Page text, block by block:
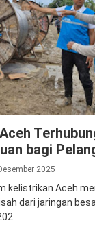
bagi
2025
kelistrikan Aceh
dari jaringan